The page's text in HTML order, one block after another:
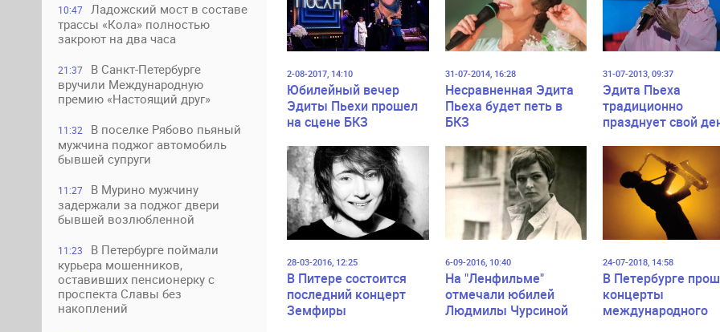
10:47
Ладожский мост в составе
трассы «Кола» полностью
закроют на два часа
21:37
В Санкт-Петербурге
вручили Международную
премию «Настоящий друг»
11:32
В поселке Рябово пьяный
мужчина поджог автомобиль
бывшей супруги
11:27
В Мурино мужчину
задержали за поджог двери
бывшей возлюбленной
11:23
В Петербурге поймали
курьера мошенников,
оставивших пенсионерку с
проспекта Славы без
накоплений
2-08-2017, 14:10
Юбилейный вечер
Эдиты Пьехи прошел
на сцене БКЗ
31-07-2014, 16:28
Несравненная Эдита
Пьеха будет петь в
БКЗ
31-07-2013, 09:37
Эдита Пьеха
традиционно
празднует свой
28-03-2016, 12:25
В Питере состоится
последний концерт
Земфиры
6-09-2016, 10:40
На "Ленфильме"
отмечали юбилей
Людмилы Чурсиной
24-07-2018, 14:58
В Петербурге
концерты
международного